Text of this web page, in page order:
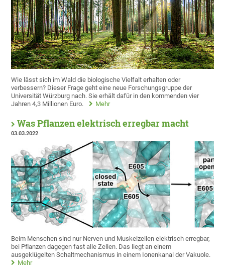
Wie lässt sich im Wald die biologische Vielfalt erhalten oder
verbessern? Dieser Frage geht eine neue Forschungsgruppe der
Universität Würzburg nach. Sie erhält dafür in den kommenden vier
Jahren 4,3 Millionen Euro.
Mehr
Was Pflanzen elektrisch erregbar macht
03.03.2022
Beim Menschen sind nur Nerven und Muskelzellen elektrisch erregbar,
bei Pflanzen dagegen fast alle Zellen. Das liegt an einem
ausgeklügelten Schaltmechanismus in einem Ionenkanal der Vakuole.
Mehr